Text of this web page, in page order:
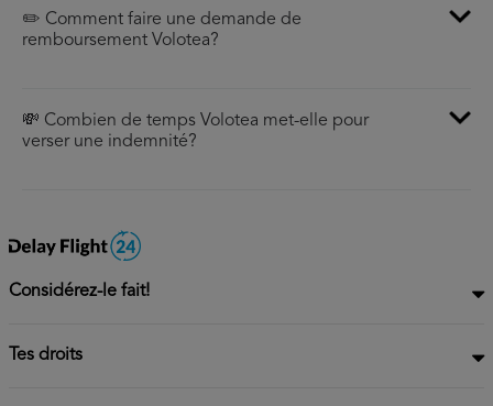
✏️ Comment faire une demande de
remboursement Volotea?
💸 Combien de temps Volotea met-elle pour
verser une indemnité?
Considérez-le fait!
Tes droits